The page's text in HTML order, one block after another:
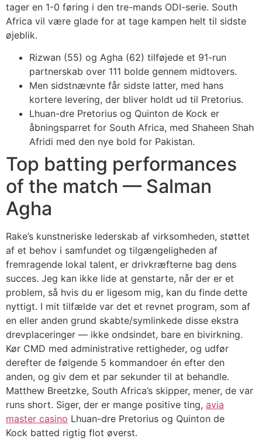
tager en 1-0 føring i den tre-mands ODI-serie. South
Africa vil være glade for at tage kampen helt til sidste
øjeblik.
Rizwan (55) og Agha (62) tilføjede et 91-run
partnerskab over 111 bolde gennem midtovers.
Men sidstnævnte får sidste latter, med hans
kortere levering, der bliver holdt ud til Pretorius.
Lhuan-dre Pretorius og Quinton de Kock er
åbningsparret for South Africa, med Shaheen Shah
Afridi med den nye bold for Pakistan.
Top batting performances
of the match — Salman
Agha
Rake’s kunstneriske lederskab af virksomheden, støttet
af et behov i samfundet og tilgængeligheden af
fremragende lokal talent, er drivkræfterne bag dens
succes. Jeg kan ikke lide at genstarte, når der er et
problem, så hvis du er ligesom mig, kan du finde dette
nyttigt. I mit tilfælde var det et revnet program, som af
en eller anden grund skabte/symlinkede disse ekstra
drevplaceringer — ikke ondsindet, bare en bivirkning.
Kør CMD med administrative rettigheder, og udfør
derefter de følgende 5 kommandoer én efter den
anden, og giv dem et par sekunder til at behandle.
Matthew Breetzke, South Africa’s skipper, mener, de var
runs short. Siger, der er mange positive ting, avia
master casino Lhuan-dre Pretorius og Quinton de
Kock batted rigtig flot øverst.